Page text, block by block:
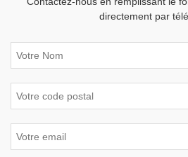
directement par